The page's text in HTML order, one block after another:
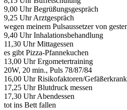
9,00 Uhr Begrüßungsgespräch
9,25 Uhr Arztgespräch
wegen meinem Pulsaussetzer von
9,40 Uhr Inhalationsbehandlung
11,30 Uhr Mittagessen
es gibt Pizza-Pfannekuchen
13,00 Uhr Ergometertraining
20W, 20 min., Puls 78/87/84
16,00 Uhr Risikofaktoren/
17,25 Uhr Blutdruck messen
17,30 Uhr Abendessen
tot ins Bett fallen